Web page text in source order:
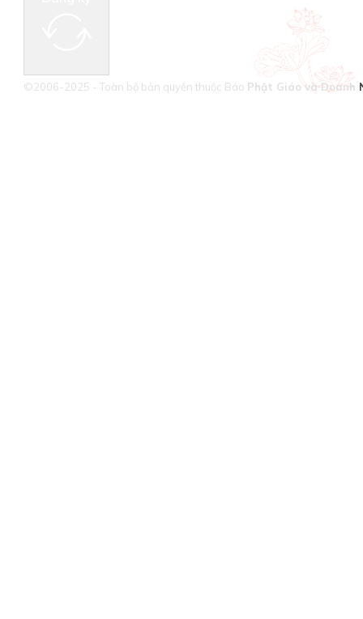
©2006-2025 - Toàn bộ bản quyền thuộc Báo Phật Giáo và Doanh